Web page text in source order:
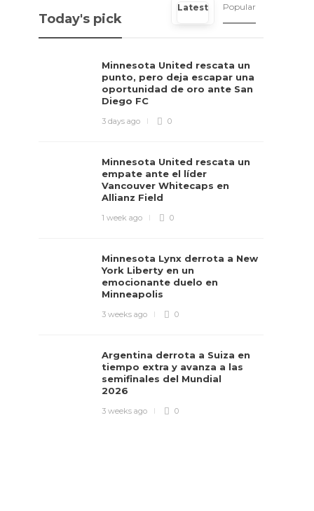
Today's pick
Latest Popular
Minnesota United rescata un
punto, pero deja escapar una
oportunidad de oro ante San
Diego FC
3 days ago 0
Minnesota United rescata un
empate ante el líder
Vancouver Whitecaps en
Allianz Field
1 week ago 0
Minnesota Lynx derrota a New
York Liberty en un
emocionante duelo en
Minneapolis
3 weeks ago 0
Argentina derrota a Suiza en
tiempo extra y avanza a las
semifinales del Mundial
2026
3 weeks ago 0